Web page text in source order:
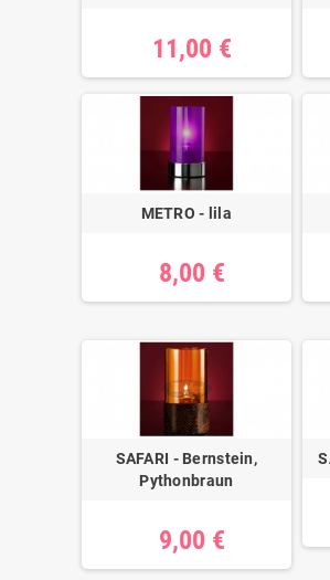
11,00 €
METRO - lila
8,00 €
SAFARI - Bernstein,
Pythonbraun
9,00 €